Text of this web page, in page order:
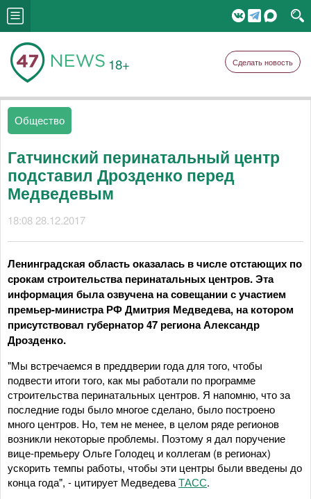
18+ Сделать новость
Общество
Гатчинский перинатальный центр
подставил Дрозденко перед
Медведевым
18:08 28.12.2017
Ленинградская область оказалась в числе отстающих по
срокам строительства перинатальных центров. Эта
информация была озвучена на совещании с участием
премьер-министра РФ Дмитрия Медведева, на котором
присутствовал губернатор 47 региона Александр
Дрозденко.
"Мы встречаемся в преддверии года для того, чтобы
подвести итоги того, как мы работали по программе
строительства перинатальных центров. Я напомню, что за
последние годы было многое сделано, было построено
много центров. Но, тем не менее, в целом ряде регионов
возникли некоторые проблемы. Поэтому я дал поручение
вице-премьеру Ольге Голодец и коллегам (в регионах)
ускорить темпы работы, чтобы эти центры были введены до
конца года", - цитирует МедведеваТАСС.